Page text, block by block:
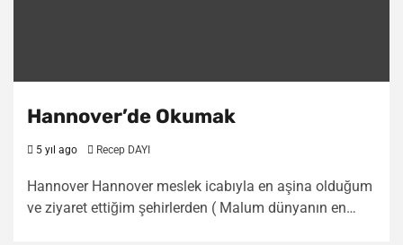
Hannover’de Okumak
5 yıl ago Recep DAYI
Hannover Hannover meslek icabıyla en aşina olduğum
ve ziyaret ettiğim şehirlerden ( Malum dünyanın en…